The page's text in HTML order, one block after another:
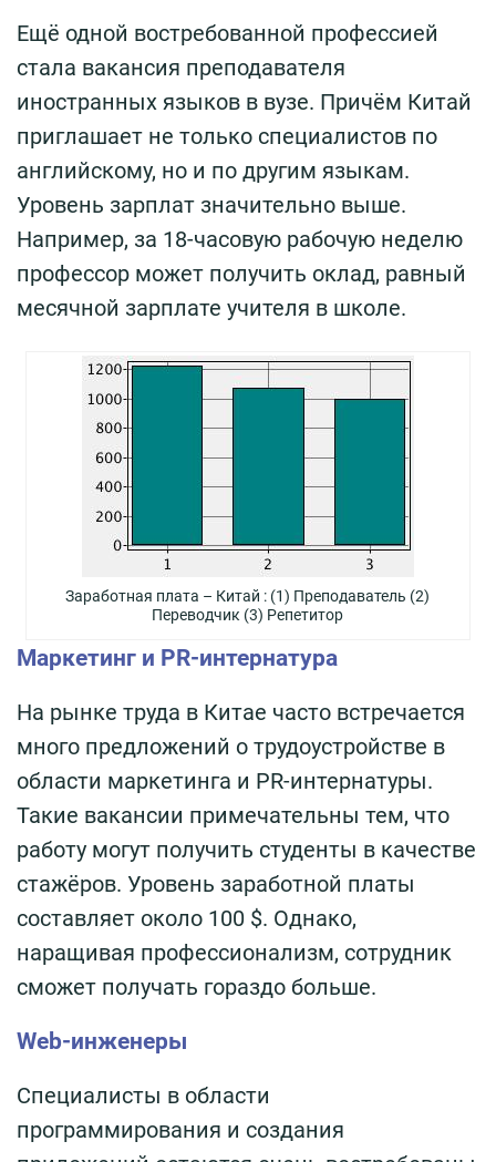
Ещё одной востребованной профессией
стала вакансия преподавателя
иностранных языков в вузе. Причём Китай
приглашает не только специалистов по
английскому, но и по другим языкам.
Уровень зарплат значительно выше.
Например, за 18-часовую рабочую неделю
профессор может получить оклад, равный
месячной зарплате учителя в школе.
Заработная плата – Китай : (1) Преподаватель (2)
Переводчик (3) Репетитор
Маркетинг и PR-интернатура
На рынке труда в Китае часто встречается
много предложений о трудоустройстве в
области маркетинга и PR-интернатуры.
Такие вакансии примечательны тем, что
работу могут получить студенты в качестве
стажёров. Уровень заработной платы
составляет около 100 $. Однако,
наращивая профессионализм, сотрудник
сможет получать гораздо больше.
Web-инженеры
Специалисты в области
программирования и создания